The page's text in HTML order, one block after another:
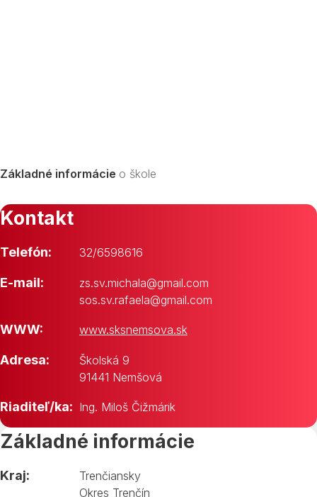
Základné informácie o škole
Kontakt
Telefón: 32/6598616
E-mail:
zs.sv.michala@gmail.com
sos.sv.rafaela@gmail.com
WWW: www.sksnemsova.sk
Adresa:
Školská 9
91441 Nemšová
Riaditeľ/ka: Ing. Miloš Čižmárik
Základné informácie
Kraj:
Trenčiansky
Okres Trenčín